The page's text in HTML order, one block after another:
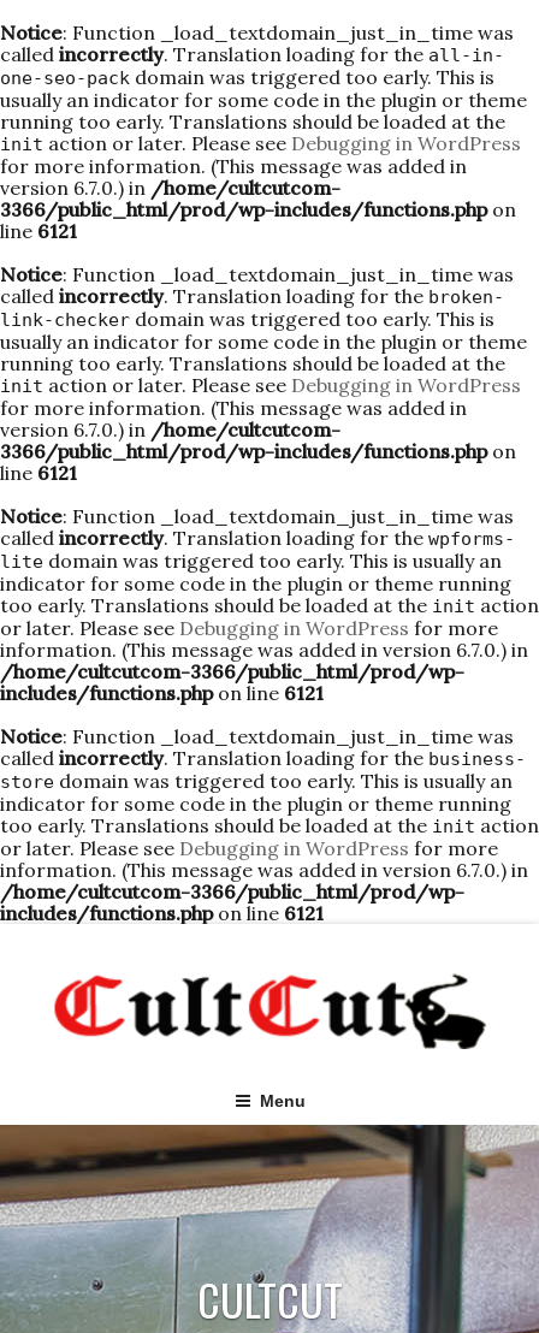
Notice: Function _load_textdomain_just_in_time was
called incorrectly. Translation loading for the all-in-
one-seo-pack domain was triggered too early. This is
usually an indicator for some code in the plugin or theme
running too early. Translations should be loaded at the
init action or later. Please see Debugging in WordPress
for more information. (This message was added in
version 6.7.0.) in /home/cultcutcom-
3366/public_html/prod/wp-includes/functions.phpon
line 6121
Notice: Function _load_textdomain_just_in_time was
called incorrectly. Translation loading for the broken-
link-checker domain was triggered too early. This is
usually an indicator for some code in the plugin or theme
running too early. Translations should be loaded at the
init action or later. Please see Debugging in WordPress
for more information. (This message was added in
version 6.7.0.) in /home/cultcutcom-
3366/public_html/prod/wp-includes/functions.phpon
line 6121
Notice: Function _load_textdomain_just_in_time was
called incorrectly. Translation loading for the wpforms-
lite domain was triggered too early. This is usually an
indicator for some code in the plugin or theme running
too early. Translations should be loaded at the init action
or later. Please see Debugging in WordPress for more
information. (This message was added in version 6.7.0.) in
/home/cultcutcom-3366/public_html/prod/wp-
includes/functions.phpon line 6121
Notice: Function _load_textdomain_just_in_time was
called incorrectly. Translation loading for the business-
store domain was triggered too early. This is usually an
indicator for some code in the plugin or theme running
too early. Translations should be loaded at the init action
or later. Please see Debugging in WordPress for more
information. (This message was added in version 6.7.0.) in
/home/cultcutcom-3366/public_html/prod/wp-
includes/functions.phpon line 6121
content
Menu
CULTCUT